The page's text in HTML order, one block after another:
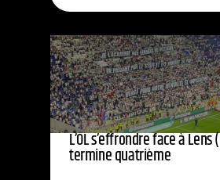
L’OL s’effrondre face à
termine quatrième